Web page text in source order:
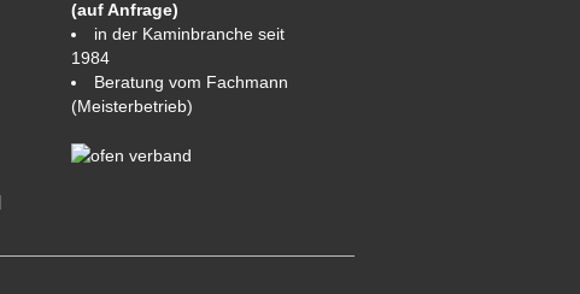
(auf Anfrage)
in der Kaminbranche seit
1984
Beratung vom Fachmann
(Meisterbetrieb)